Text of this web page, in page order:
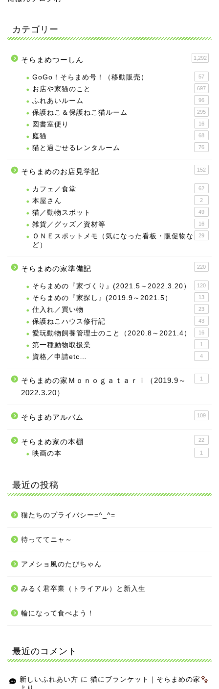
カテゴリー
そらまめつーしん 1,292
GoGo！そらまめ号！（移動販売） 57
お店や家猫のこと 697
ふれあいルーム 96
保護ねこ＆保護ねこ猫ルーム 295
図書室便り 16
庭猫 68
猫と過ごせるレンタルーム 76
そらまめのお店見学記 152
カフェ／食堂 62
本屋さん 2
猫／動物スポット 49
雑貨／グッズ／資材等 16
ＯＮＥスポットメモ（気になった看板・販促物な
ど）
29
そらまめの家準備記 220
そらまめの『家づくり』(2021.5～2022.3.20） 120
そらまめの『家探し』(2019.9～2021.5） 13
仕入れ／買い物 23
保護ねこハウス修行記 43
愛玩動物飼養管理士のこと（2020.8～2021.4） 16
第一種動物取扱業 1
資格／申請etc… 4
そらまめの家Ｍｏｎｏｇａｔａｒｉ（2019.9～
2022.3.20）
1
そらまめアルバム 109
そらまめ家の本棚 22
映画の本 1
最近の投稿
猫たちのプライバシー=^_^=
待っててニャ～
アメショ風のたびちゃん
みるく君卒業（トライアル）と新入生
輪になって食べよう！
最近のコメント
新しいふれあい方 に 猫にブランケット｜そらまめの家